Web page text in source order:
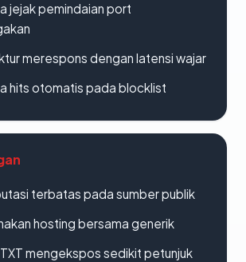
jejak pemindaian port
merespons dengan latensi wajar
hits otomatis pada blocklist
terbatas pada sumber publik
hosting bersama generik
mengekspos sedikit petunjuk